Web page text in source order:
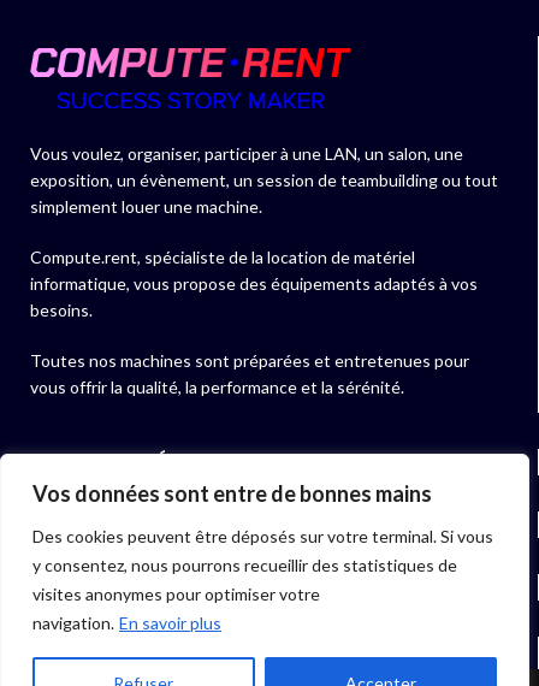
Vos données sont entre de bonnes mains
Des cookies peuvent être déposés sur votre terminal. Si vous
y consentez, nous pourrons recueillir des statistiques de
visites anonymes pour optimiser votre
navigation. En savoir plus
Vous voulez, organiser, participer à une LAN, un salon, une
exposition, un évènement, un session de teambuilding ou tout
simplement louer une machine.
Compute.rent, spécialiste de la location de matériel
informatique, vous propose des équipements adaptés à vos
besoins.
Toutes nos machines sont préparées et entretenues pour
vous offrir la qualité, la performance et la sérénité.
NOS ACTUALITÉS
LIENS UTILES